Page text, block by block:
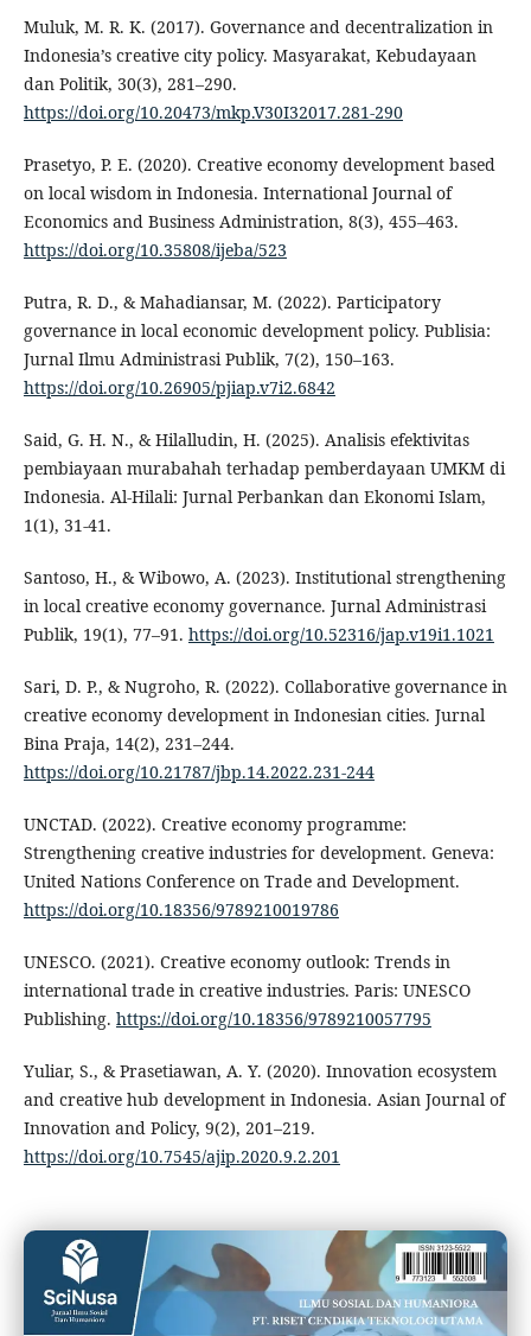
Muluk, M. R. K. (2017). Governance and decentralization in
Indonesia’s creative city policy. Masyarakat, Kebudayaan
dan Politik, 30(3), 281–290.
https://doi.org/10.20473/mkp.V30I32017.281-290
Prasetyo, P. E. (2020). Creative economy development based
on local wisdom in Indonesia. International Journal of
Economics and Business Administration, 8(3), 455–463.
https://doi.org/10.35808/ijeba/523
Putra, R. D., & Mahadiansar, M. (2022). Participatory
governance in local economic development policy. Publisia:
Jurnal Ilmu Administrasi Publik, 7(2), 150–163.
https://doi.org/10.26905/pjiap.v7i2.6842
Said, G. H. N., & Hilalludin, H. (2025). Analisis efektivitas
pembiayaan murabahah terhadap pemberdayaan UMKM di
Indonesia. Al-Hilali: Jurnal Perbankan dan Ekonomi Islam,
1(1), 31-41.
Santoso, H., & Wibowo, A. (2023). Institutional strengthening
in local creative economy governance. Jurnal Administrasi
Publik, 19(1), 77–91. https://doi.org/10.52316/jap.v19i1.1021
Sari, D. P., & Nugroho, R. (2022). Collaborative governance in
creative economy development in Indonesian cities. Jurnal
Bina Praja, 14(2), 231–244.
https://doi.org/10.21787/jbp.14.2022.231-244
UNCTAD. (2022). Creative economy programme:
Strengthening creative industries for development. Geneva:
United Nations Conference on Trade and Development.
https://doi.org/10.18356/9789210019786
UNESCO. (2021). Creative economy outlook: Trends in
international trade in creative industries. Paris: UNESCO
Publishing. https://doi.org/10.18356/9789210057795
Yuliar, S., & Prasetiawan, A. Y. (2020). Innovation ecosystem
and creative hub development in Indonesia. Asian Journal of
Innovation and Policy, 9(2), 201–219.
https://doi.org/10.7545/ajip.2020.9.2.201